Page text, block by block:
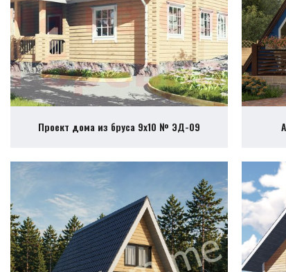
Проект дома из бруса 9х10 № ЭД-09